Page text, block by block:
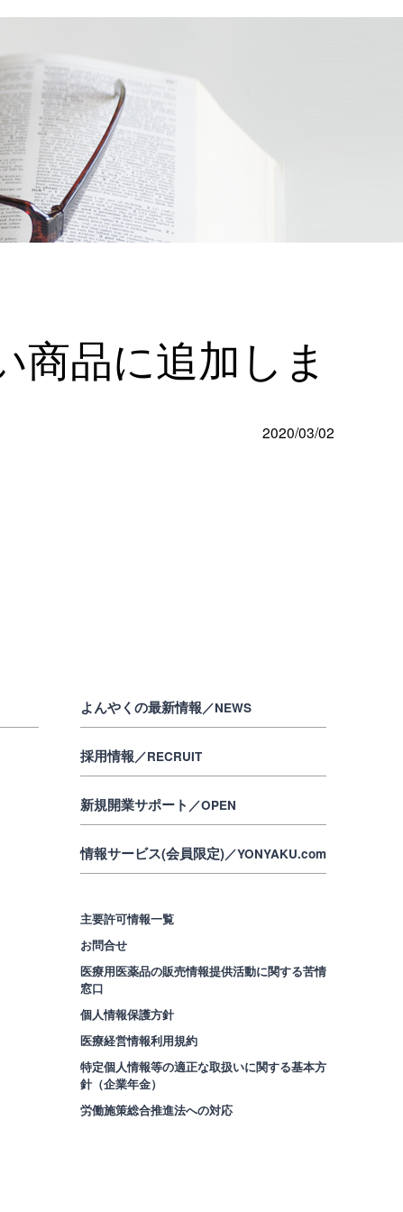
商品に追加しま
2020/03/02
よんやくの最新情報 ／NEWS
採用情報 ／RECRUIT
新規開業サポート ／OPEN
情報サービス(会員限定)／YONYAKU.com
主要許可情報一覧
お問合せ
医療用医薬品の販売情報提供活動に関する苦情
窓口
個人情報保護方針
医療経営情報利用規約
特定個人情報等の適正な取扱いに関する基本方
針（企業年金）
労働施策総合推進法への対応